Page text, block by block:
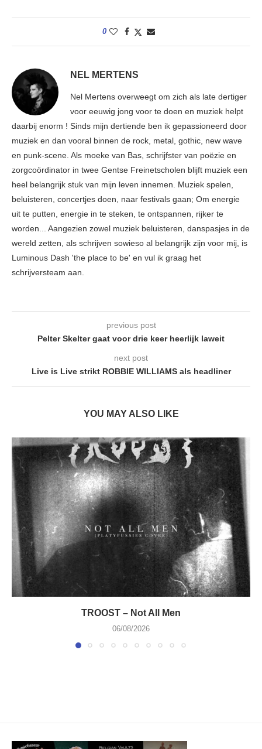
0
NEL MERTENS
Nel Mertens overweegt om zich als late dertiger
voor eeuwig jong voor te doen en muziek helpt
daarbij enorm ! Sinds mijn dertiende ben ik gepassioneerd door
muziek en dan vooral binnen de rock, metal, gothic, new wave
en punk-scene. Als moeke van Bas, schrijfster van poëzie en
zorgcoördinator in twee Gentse Freinetscholen blijft muziek een
heel belangrijk stuk van mijn leven innemen. Muziek spelen,
beluisteren, concertjes doen, naar festivals gaan; Om energie
uit te putten, energie in te steken, te ontspannen, rijker te
worden... Aangezien zowel muziek beluisteren, danspasjes in de
wereld zetten, als schrijven sowieso al belangrijk zijn voor mij, is
Luminous Dash 'the place to be' en vul ik graag het
schrijversteam aan.
previous post
Pelter Skelter gaat voor drie keer heerlijk laweit
next post
Live is Live strikt ROBBIE WILLIAMS als headliner
YOU MAY ALSO LIKE
TROOST – Not All Men
06/08/2026